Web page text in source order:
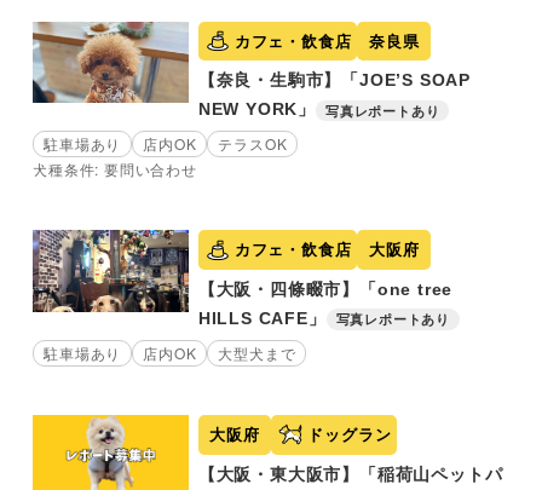
カフェ・飲食店 奈良県
【奈良・生駒市】「JOE’S SOAP
NEW YORK」
写真レポートあり
駐車場あり 店内OK
テラスOK
犬種条件: 要問い合わせ
カフェ・飲食店 大阪府
【大阪・四條畷市】「one tree
HILLS CAFE」
写真レポートあり
駐車場あり 店内OK 大型犬まで
大阪府 ドッグラン
【大阪・東大阪市】「稲荷山ペットパ